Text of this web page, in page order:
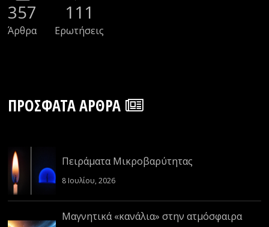
357
Άρθρα
111
Ερωτήσεις
ΠΡΌΣΦΑΤΑ ΆΡΘΡΑ
Πειράματα Μικροβαρύτητας
8 Ιουλίου, 2026
Μαγνητικά «κανάλια» στην ατμόσφαιρα